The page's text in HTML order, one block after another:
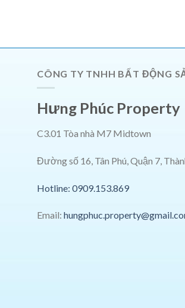
CÔNG TY TNHH BẤT ĐỘNG
Hưng Phúc Property
C3.01 Tòa nhà M7 Midtown
Đường số 16, Tân Phú, Quận 7,
Hotline: 0909.153.869
Email: